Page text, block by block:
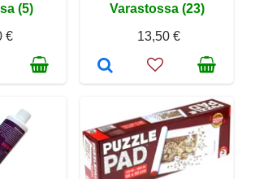
(5)
€
Varastossa (23)
13,50 €